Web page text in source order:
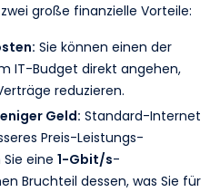
große finanzielle Vorteile:
Sie können einen der
IT-Budget direkt angehen,
reduzieren.
Geld: Standard-Internet
Preis-Leistungs-
eine 1-Gbit/s-
Bruchteil dessen, was Sie für